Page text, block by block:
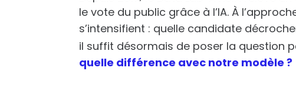
le vote du public grâce à l’IA. À
s’intensifient : quelle candidate
il suffit désormais de poser la question
quelle différence avec notre modèle ?